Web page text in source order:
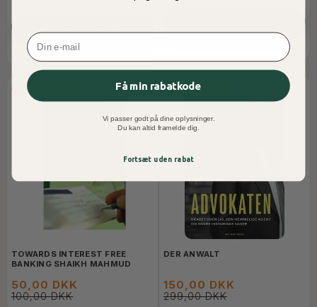
50% RABATT
TOWARDS INTEREST FREE
BANKING SHAIKH MAHMUD
50,00 DKK
100,00 DKK
50% RABATT
DER ANWALT
150,00 DKK
299,00 DKK
Email
Få min rabatkode
Vi passer godt på dine oplysninger.
Du kan altid framelde dig.
Fortsæt uden rabat